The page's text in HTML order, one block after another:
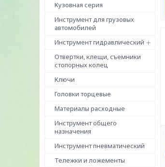
Кузовная серия
Инструмент для грузовых
автомобилей
Инструмент гидравлический
Отвертки, клещи, съемники
стопорных колец
Ключи
Головки торцевые
Материалы расходные
Инструмент общего
назначения
Инструмент пневматический
Тележки и ложементы